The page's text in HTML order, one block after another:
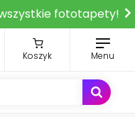
fototapety!
Koszyk Menu